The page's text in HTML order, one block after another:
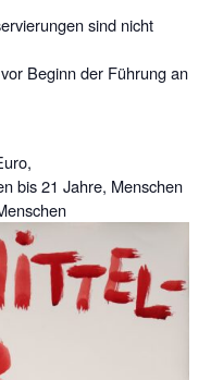
sind nicht
Beginn der Führung an
bis 21 Jahre, Menschen